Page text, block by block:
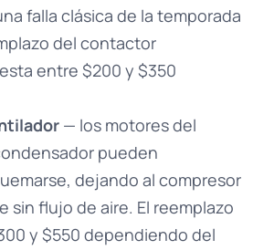
falla clásica de la temporada
del contactor
entre $200 y $350
— los motores del
pueden
dejando al compresor
sin flujo de aire. El reemplazo
y $550 dependiendo del